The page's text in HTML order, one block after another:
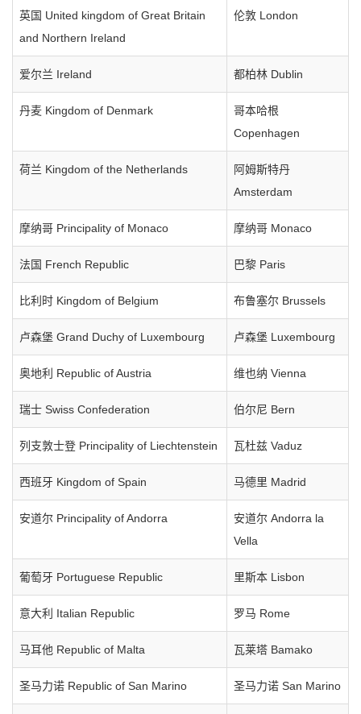
英国 United kingdom of Great Britain
and Northern Ireland
伦敦 London
爱尔兰 Ireland 都柏林 Dublin
丹麦 Kingdom of Denmark
哥本哈根
Copenhagen
荷兰 Kingdom of the Netherlands
阿姆斯特丹
Amsterdam
摩纳哥 Principality of Monaco 摩纳哥 Monaco
法国 French Republic 巴黎 Paris
比利时 Kingdom of Belgium 布鲁塞尔 Brussels
卢森堡 Grand Duchy of Luxembourg 卢森堡 Luxembourg
奥地利 Republic of Austria 维也纳 Vienna
瑞士 Swiss Confederation 伯尔尼 Bern
列支敦士登 Principality of Liechtenstein 瓦杜兹 Vaduz
西班牙 Kingdom of Spain 马德里 Madrid
安道尔 Principality of Andorra
安道尔 Andorra la
Vella
葡萄牙 Portuguese Republic 里斯本 Lisbon
意大利 Italian Republic 罗马 Rome
马耳他 Republic of Malta 瓦莱塔 Bamako
圣马力诺 Republic of San Marino 圣马力诺 San Marino